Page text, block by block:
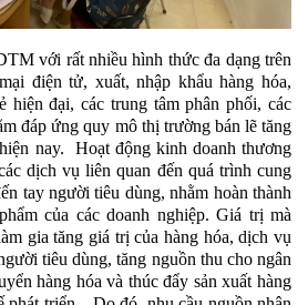
với rất nhiều hình thức đa dạng trên
điện tử, xuất, nhập khẩu hàng hóa,
hiện đại, các trung tâm phân phối, các
đáp ứng quy mô thị trường bán lẽ tăng
nay.
Hoạt động kinh doanh thương
dịch vụ liên quan đến quá trình cung
tay người tiêu dùng, nhằm hoàn thành
của các doanh nghiệp. Giá trị mà
gia tăng giá trị của hàng hóa, dịch vụ
tiêu dùng, tăng nguồn thu cho ngân
hàng hóa và thúc đẩy sản xuất hàng